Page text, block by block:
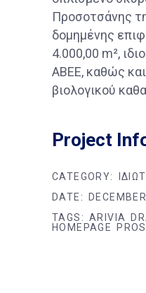
Προσοτσάνης
δομημένης
4.000,00 m²,
ABEE, καθώς
βιολογικού
Project
CATEGORY:
DATE:
TAGS: ARIVIA
HOMEPAGE